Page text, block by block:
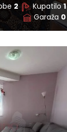
2 Kupatilo1
Garaža 0